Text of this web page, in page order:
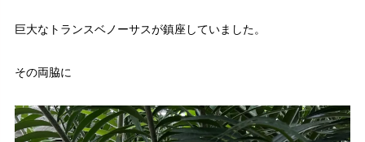
巨大なトランスベノーサスが鎮座していました。
その両脇に